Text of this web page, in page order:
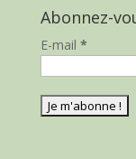
Abonnez-
E-mail *